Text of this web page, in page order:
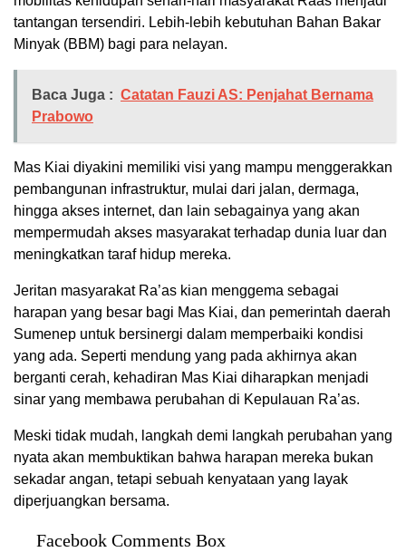
tantangan tersendiri. Lebih-lebih kebutuhan Bahan Bakar
Minyak (BBM) bagi para nelayan.
Baca Juga : Catatan Fauzi AS: Penjahat Bernama
Prabowo
Mas Kiai diyakini memiliki visi yang mampu menggerakkan
pembangunan infrastruktur, mulai dari jalan, dermaga,
hingga akses internet, dan lain sebagainya yang akan
mempermudah akses masyarakat terhadap dunia luar dan
meningkatkan taraf hidup mereka.
Jeritan masyarakat Ra’as kian menggema sebagai
harapan yang besar bagi Mas Kiai, dan pemerintah daerah
Sumenep untuk bersinergi dalam memperbaiki kondisi
yang ada. Seperti mendung yang pada akhirnya akan
berganti cerah, kehadiran Mas Kiai diharapkan menjadi
sinar yang membawa perubahan di Kepulauan Ra’as.
Meski tidak mudah, langkah demi langkah perubahan yang
nyata akan membuktikan bahwa harapan mereka bukan
sekadar angan, tetapi sebuah kenyataan yang layak
diperjuangkan bersama.
Facebook Comments Box